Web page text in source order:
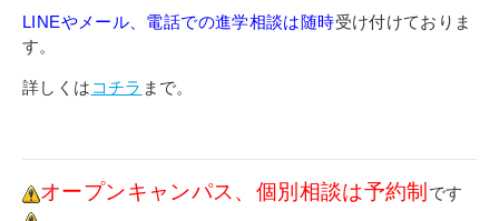
LINEやメール、電話での進学相談は随時受け付けておりま
す。
詳しくは コチラ まで。
オープンキャンパス、個別相談は予約制 です